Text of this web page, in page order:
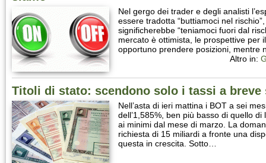
Nel gergo dei trader e degli analisti
essere tradotta “buttiamoci nel
significherebbe “teniamoci fuori dal
mercato è ottimista, le prospettive per
opportuno prendere posizioni, mentre
Altro in:
Titoli di stato: scendono solo i tassi a breve
Nell’asta di ieri mattina i BOT a sei
dell’1,585%, ben più basso di quello
ai minimi dal mese di marzo. La
richiesta di 15 miliardi a fronte una
questa in crescita. Sotto…